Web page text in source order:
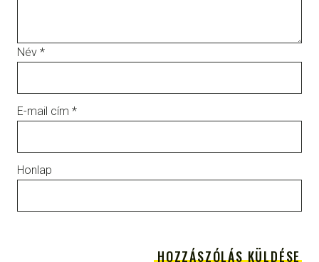
Név *
E-mail cím *
Honlap